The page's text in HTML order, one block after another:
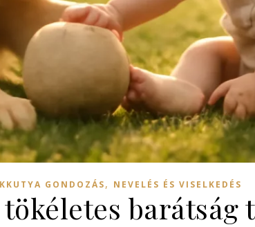
GONDOZÁS, NEVELÉS ÉS VISELKEDÉS
barátság